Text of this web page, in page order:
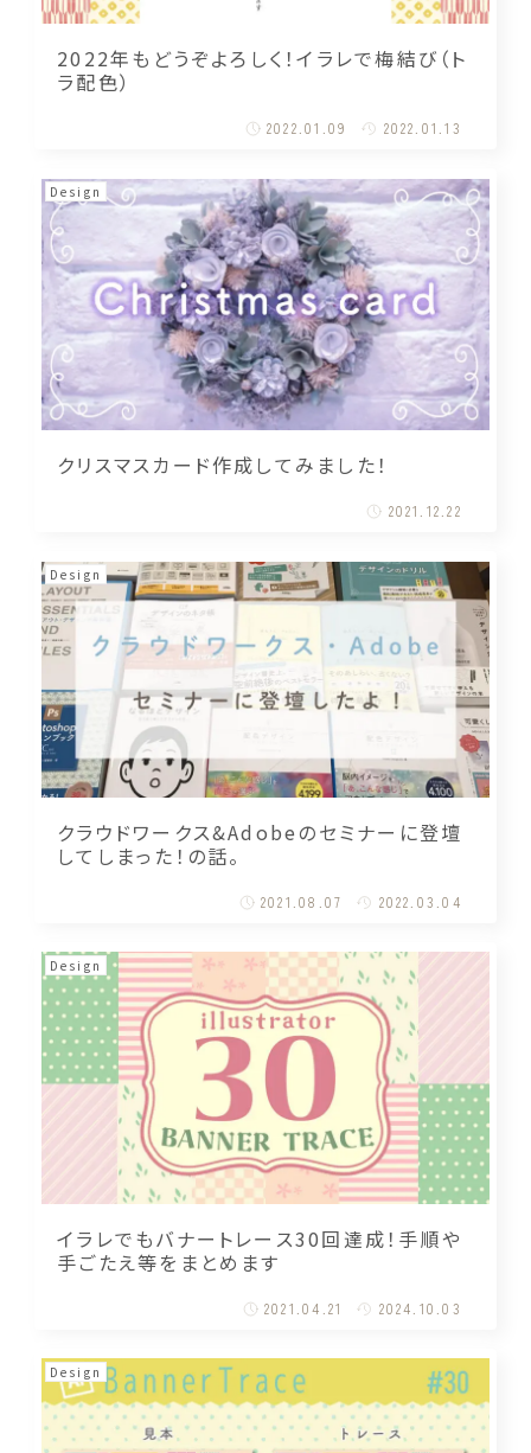
2022年もどうぞよろしく！イラレで梅結び（ト
ラ配色）
2022.01.09 2022.01.13
Design
クリスマスカード作成してみました！
2021.12.22
Design
クラウドワークス&Adobeのセミナーに登壇
してしまった！の話。
2021.08.07 2022.03.04
Design
イラレでもバナートレース30回達成！手順や
手ごたえ等をまとめます
2021.04.21 2024.10.03
Design